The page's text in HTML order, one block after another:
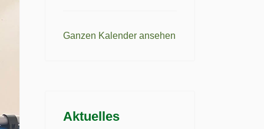
Ganzen Kalender ansehen
Aktuelles